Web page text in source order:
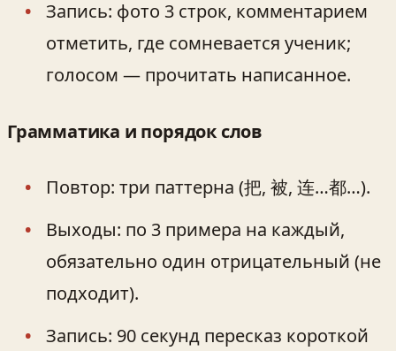
Запись: фото 3 строк, комментарием
отметить, где сомневается ученик;
голосом — прочитать написанное.
Грамматика и порядок слов
Повтор: три паттерна (把, 被, 连…都…).
Выходы: по 3 примера на каждый,
обязательно один отрицательный (не
подходит).
Запись: 90 секунд пересказ короткой